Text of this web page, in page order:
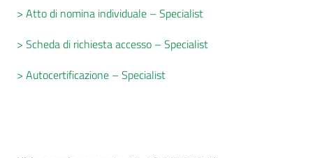
> Atto di nomina individuale – Specialist
> Scheda di richiesta accesso – Specialist
> Autocertificazione – Specialist